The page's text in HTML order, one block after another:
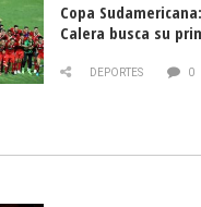
Copa
Calera busca su
DEPORTES 0